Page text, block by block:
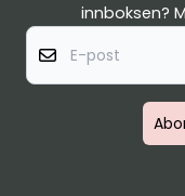
innboksen?